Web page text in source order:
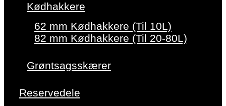
Kødhakkere
62 mm Kødhakkere (Til 10L)
82 mm Kødhakkere (Til 20-80L)
Grøntsagsskærer
Reservedele